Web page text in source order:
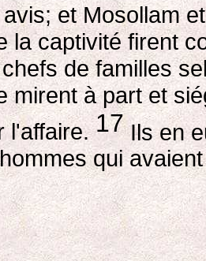
et Mosollam
la captivité firent
de familles
mirent à part et
l'affaire.17Ils en
qui